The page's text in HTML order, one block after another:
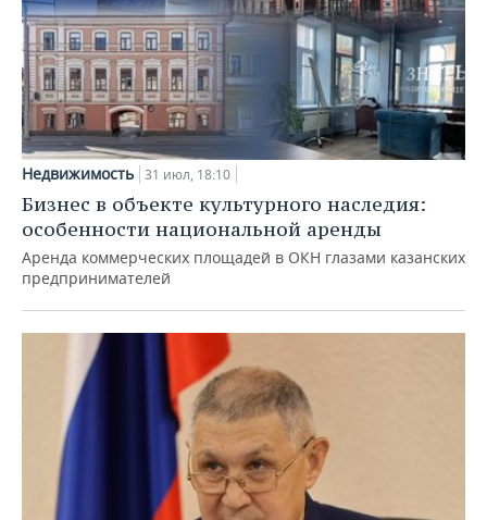
Недвижимость 31 июл, 18:10
Бизнес в объекте культурного наследия:
особенности национальной аренды
Аренда коммерческих площадей в ОКН глазами казанских
предпринимателей